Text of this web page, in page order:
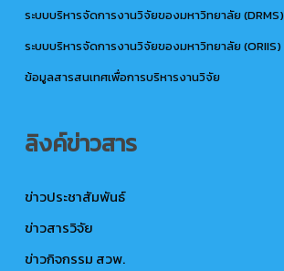
ระบบบริหารจัดการงานวิจัยของมหาวิทยาลัย (DRMS)
ระบบบริหารจัดการงานวิจัยของมหาวิทยาลัย (ORIIS)
ข้อมูลสารสนเทศเพื่อการบริหารงานวิจัย
ลิงค์ข่าวสาร
ข่าวประชาสัมพันธ์
ข่าวสารวิจัย
ข่าวกิจกรรม สวพ.